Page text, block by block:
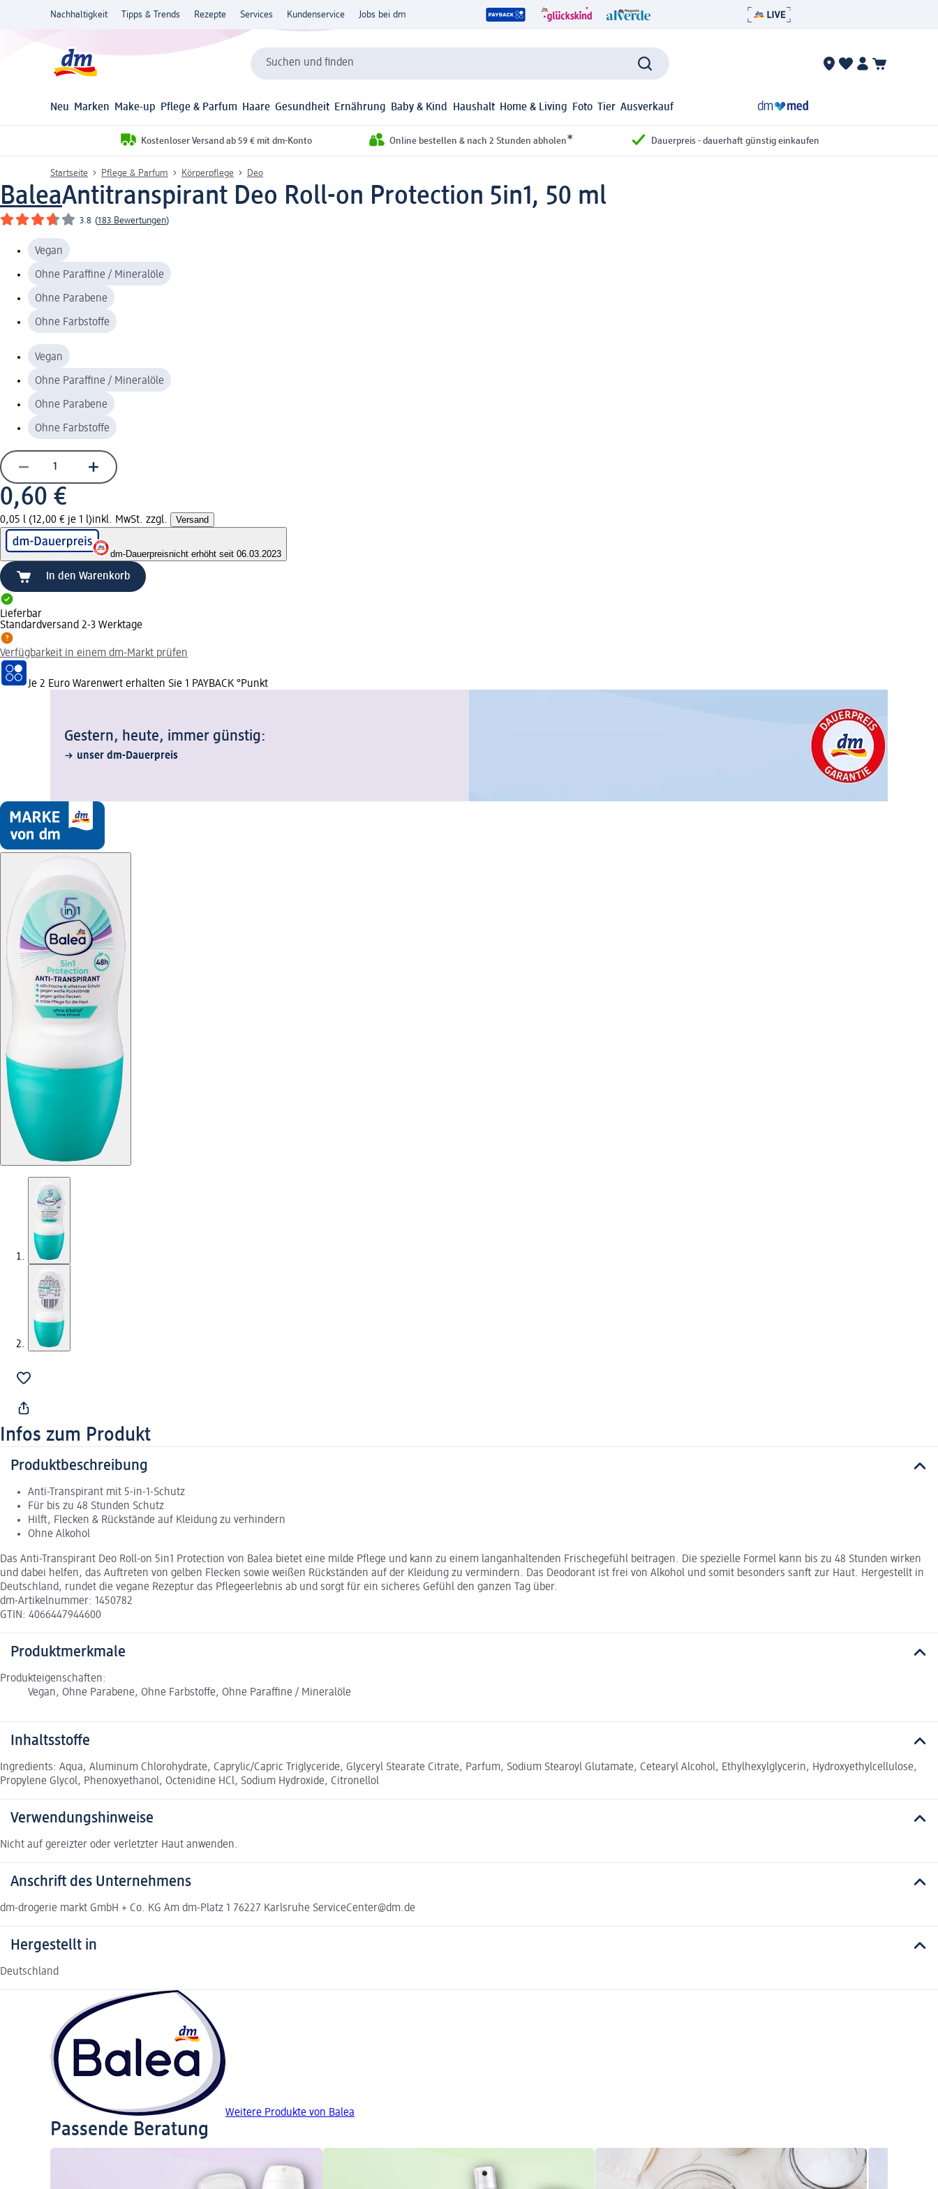
Nachhaltigkeit Tipps & Trends Rezepte Services Kundenservice Jobs bei dm
Suchen und finden
Neu Marken Make-up Pflege & Parfum Haare Gesundheit Ernährung Baby & Kind Haushalt Home & Living Foto Tier Ausverkauf
Kostenloser Versand ab 59 € mit dm-Konto Online bestellen & nach 2 Stunden abholen* Dauerpreis - dauerhaft günstig einkaufen
Startseite Pflege & Parfum Körperpflege Deo
BaleaAntitranspirant Deo Roll-on Protection 5in1, 50 ml
3.8 (183 Bewertungen)
Vegan
Ohne Paraffine / Mineralöle
Ohne Parabene
Ohne Farbstoffe
Vegan
Ohne Paraffine / Mineralöle
Ohne Parabene
Ohne Farbstoffe
0,60 €
0,05 l (12,00 € je 1 l)inkl. MwSt. zzgl. Versand
dm-Dauerpreisnicht erhöht seit 06.03.2023
In den Warenkorb
Lieferbar
Standardversand 2-3 Werktage
Verfügbarkeit in einem dm-Markt prüfen
Je 2 Euro Warenwert erhalten Sie 1 PAYBACK °Punkt
Gestern, heute, immer günstig:
unser dm-Dauerpreis
Infos zum Produkt
Produktbeschreibung
Anti-Transpirant mit 5-in-1-Schutz
Für bis zu 48 Stunden Schutz
Hilft, Flecken & Rückstände auf Kleidung zu verhindern
Ohne Alkohol
Das Anti-Transpirant Deo Roll-on 5in1 Protection von Balea bietet eine milde Pflege und kann zu einem langanhaltenden Frischegefühl beitragen. Die spezielle Formel kann bis zu 48 Stunden wirken
und dabei helfen, das Auftreten von gelben Flecken sowie weißen Rückständen auf der Kleidung zu vermindern. Das Deodorant ist frei von Alkohol und somit besonders sanft zur Haut. Hergestellt in
Deutschland, rundet die vegane Rezeptur das Pflegeerlebnis ab und sorgt für ein sicheres Gefühl den ganzen Tag über.
dm-Artikelnummer: 1450782
GTIN: 4066447944600
Produktmerkmale
Produkteigenschaften:
Vegan, Ohne Parabene, Ohne Farbstoffe, Ohne Paraffine / Mineralöle
Inhaltsstoffe
Ingredients: Aqua, Aluminum Chlorohydrate, Caprylic/Capric Triglyceride, Glyceryl Stearate Citrate, Parfum, Sodium Stearoyl Glutamate, Cetearyl Alcohol, Ethylhexylglycerin, Hydroxyethylcellulose,
Propylene Glycol, Phenoxyethanol, Octenidine HCl, Sodium Hydroxide, Citronellol
Verwendungshinweise
Nicht auf gereizter oder verletzter Haut anwenden.
Anschrift des Unternehmens
dm-drogerie markt GmbH + Co. KG Am dm-Platz 1 76227 Karlsruhe ServiceCenter@dm.de
Hergestellt in
Deutschland
Weitere Produkte von Balea
Passende Beratung